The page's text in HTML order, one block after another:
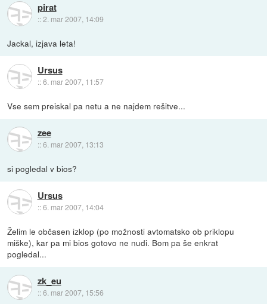
pirat
::2. mar 2007, 14:09
Jackal, izjava leta!
Ursus
::6. mar 2007, 11:57
Vse sem preiskal pa netu a ne najdem rešitve...
zee
::6. mar 2007, 13:13
si pogledal v bios?
Ursus
::6. mar 2007, 14:04
Želim le občasen izklop (po možnosti avtomatsko ob priklopu
miške), kar pa mi bios gotovo ne nudi. Bom pa še enkrat
pogledal...
zk_eu
::6. mar 2007, 15:56